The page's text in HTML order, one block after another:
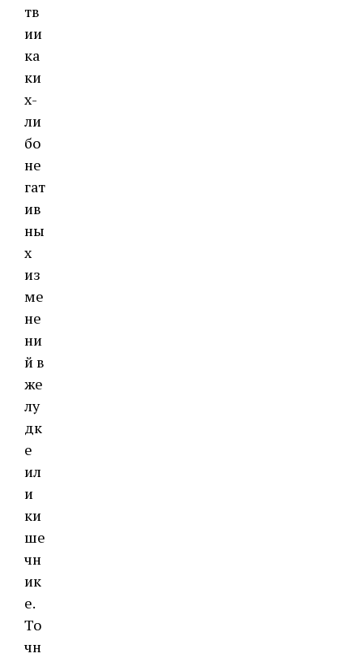
тв
ии
ка
ки
х-
ли
бо
не
гат
ив
ны
х
из
ме
не
ни
й в
же
лу
дк
е
ил
и
ки
ше
чн
ик
е.
То
чн